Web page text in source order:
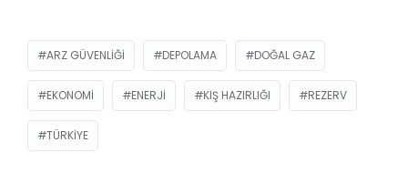
ARZ GÜVENLIĞI DEPOLAMA DOĞAL GAZ
EKONOMI ENERJI KIŞ HAZIRLIĞI REZERV
TÜRKIYE